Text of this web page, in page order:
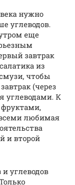
нужно
углеводов.
еще
завтрак
из
чтобы
(через
углеводами. К
фруктами,
любимая
и второй
углеводов